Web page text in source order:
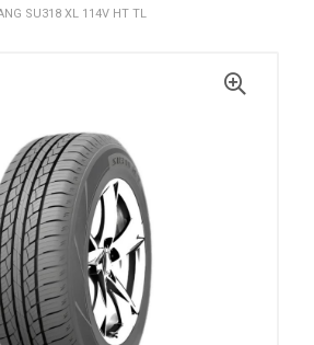
SU318 XL 114V HT TL